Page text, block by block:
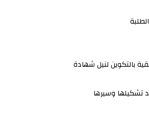
بالتكوين لنيل شهادة